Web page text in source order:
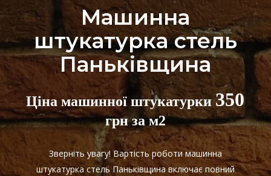
Машинна
штукатурка стель
Паньківщина
Ціна машинної штукатурки350
грн за м2
Зверніть увагу! Вартість роботи машинна
штукатурка стель Паньківщина включає повний